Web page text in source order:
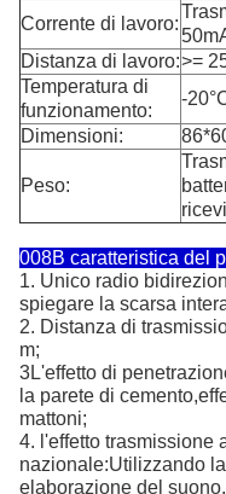
Corrente di lavoro:
Distanza di lavoro:>=
Temperatura di
funzionamento:
-
Dimensioni:
Peso:
008B caratteristica del
1. Unico radio
spiegare la scarsa
2. Distanza di
m;
3L'effetto di
la parete di
mattoni;
4. l'effetto trasmissione
nazionale:Utilizzando
elaborazione del